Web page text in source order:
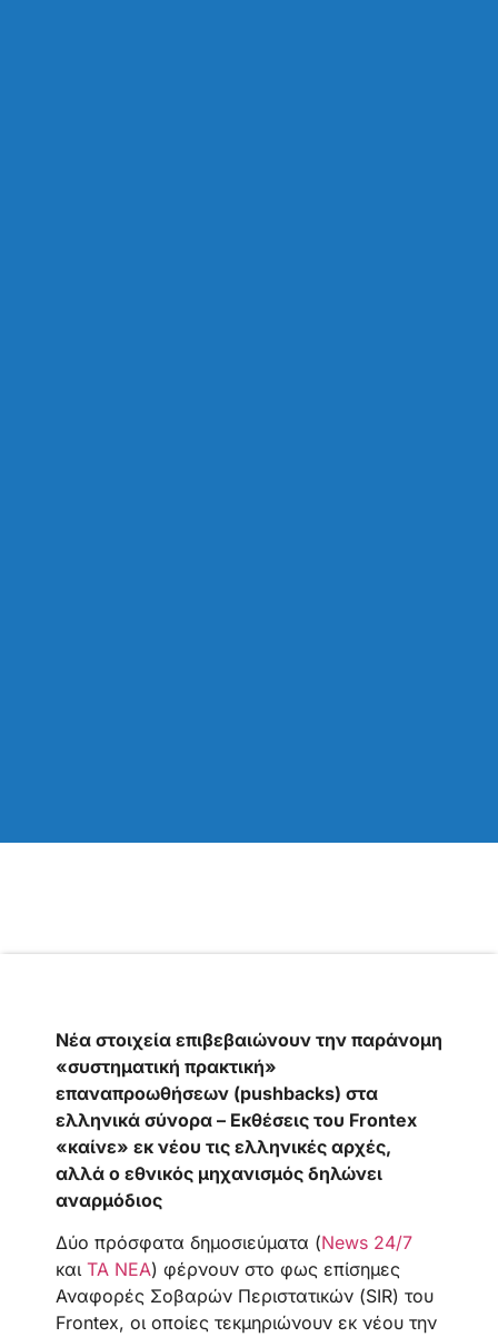
Νέα στοιχεία επιβεβαιώνουν την παράνομη
«συστηματική πρακτική»
επαναπροωθήσεων (pushbacks) στα
ελληνικά σύνορα – Εκθέσεις του Frontex
«καίνε» εκ νέου τις ελληνικές αρχές,
αλλά ο εθνικός μηχανισμός δηλώνει
αναρμόδιος
Δύο πρόσφατα δημοσιεύματα (News 24/7
και ΤΑ ΝΕΑ) φέρνουν στο φως επίσημες
Αναφορές Σοβαρών Περιστατικών (SIR) του
Frontex, οι οποίες τεκμηριώνουν εκ νέου την